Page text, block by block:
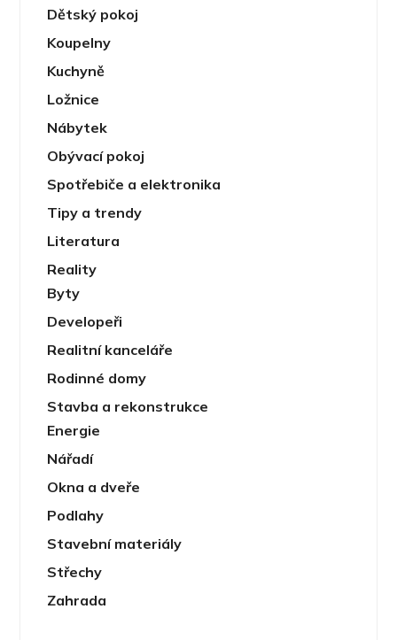
Dětský pokoj
Koupelny
Kuchyně
Ložnice
Nábytek
Obývací pokoj
Spotřebiče a elektronika
Tipy a trendy
Literatura
Reality
Byty
Developeři
Realitní kanceláře
Rodinné domy
Stavba a rekonstrukce
Energie
Nářadí
Okna a dveře
Podlahy
Stavební materiály
Střechy
Zahrada